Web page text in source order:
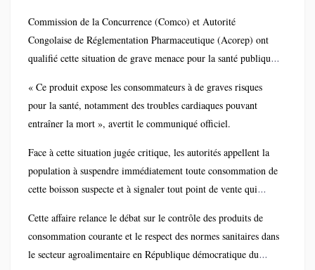
introduit clandestinement et à des doses dangereuses dans la
boisson énergisante vendue sous les noms commerciaux «
Power Plus » et « Mutu Rouge », sans aucune mention sur
l’étiquetage.
Commission de la Concurrence (Comco) et Autorité
Congolaise de Réglementation Pharmaceutique (Acorep) ont
qualifié cette situation de grave menace pour la santé publique.
complications cardiovasculaires pouvant conduire au décès des
consommateurs.
« Ce produit expose les consommateurs à de graves risques
pour la santé, notamment des troubles cardiaques pouvant
entraîner la mort », avertit le communiqué officiel.
Face à cette situation jugée critique, les autorités appellent la
population à suspendre immédiatement toute consommation de
cette boisson suspecte et à signaler tout point de vente qui
Cette affaire relance le débat sur le contrôle des produits de
consommation courante et le respect des normes sanitaires dans
le secteur agroalimentaire en République démocratique du